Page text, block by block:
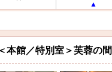
＜本館／特別室＞芙蓉の